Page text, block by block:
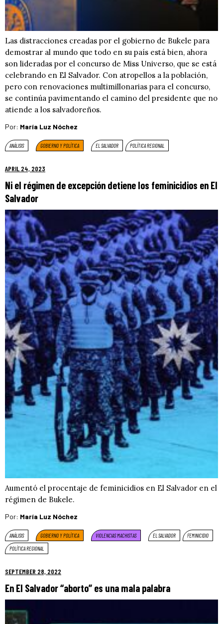
Las distracciones creadas por el gobierno de Bukele para
demostrar al mundo que todo en su país está bien, ahora
son lideradas por el concurso de Miss Universo, que se está
celebrando en El Salvador. Con atropellos a la población,
pero con renovaciones multimillonarias para el concurso,
se continúa pavimentando el camino del presidente que no
atiende a los salvadoreños.
Por: María Luz Nóchez
ANÁLISIS GOBIERNO Y POLÍTICA EL SALVADOR POLÍTICA REGIONAL
APRIL 24, 2023
Ni el régimen de excepción detiene los feminicidios en El
Salvador
Aumentó el procentaje de feminicidios en El Salvador en el
régimen de Bukele.
Por: María Luz Nóchez
ANÁLISIS GOBIERNO Y POLÍTICA VIOLENCIAS MACHISTAS EL SALVADOR
FEMINICIDIO
POLÍTICA REGIONAL
SEPTEMBER 28, 2022
En El Salvador “aborto” es una mala palabra